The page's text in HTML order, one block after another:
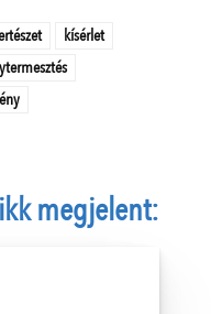
kísérlet
megjelent: